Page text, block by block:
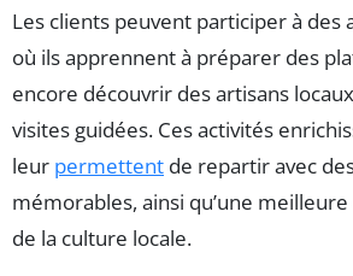
Les clients peuvent participer à des
où ils apprennent à préparer des
encore découvrir des artisans
visites guidées. Ces activités
leur permettent de repartir avec
mémorables, ainsi qu’une
de la culture locale.